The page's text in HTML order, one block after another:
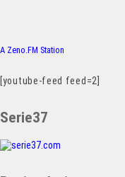
A Zeno.FM Station
[youtube-feed feed=2]
Serie37